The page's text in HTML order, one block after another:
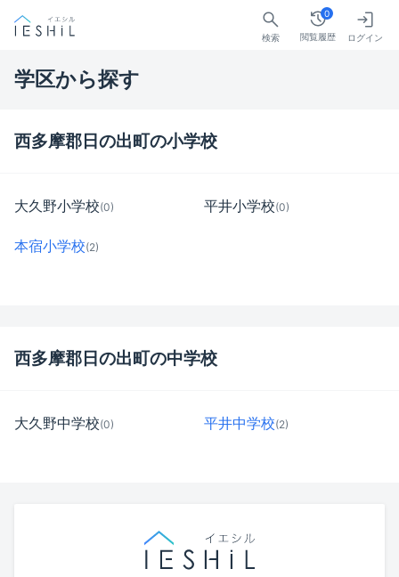
検索 閲覧履歴
0
ログイン
学区から探す
西多摩郡日の出町の小学校
大久野小学校(0) 平井小学校(0)
本宿小学校(2)
西多摩郡日の出町の中学校
大久野中学校(0) 平井中学校(2)